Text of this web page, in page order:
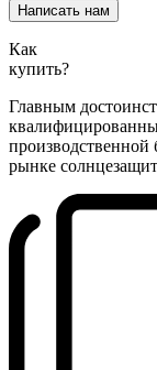
Написать нам
Как
купить?
Главным
рынке